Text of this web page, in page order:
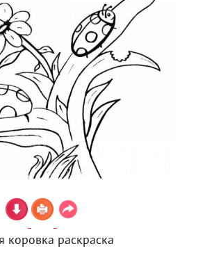
коровка раскраска